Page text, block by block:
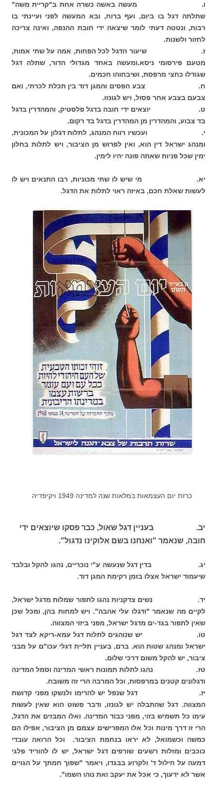
ו. מעשה באשה כשרה אחת ב"קריית משה"
שתלתה דגל בו ביום, ועף ברוח, ובא המעשה לפני ועיינתי בו
רבות, ונטטה דעתי לומר שיצאה ידי חובת ההנפה, ואינה צריכה
לחזור ולשנות.
ז. שיעור הדגל לכל הפחות, אמה על שתי אמות,
מטעם פירסומי ניסא.ומעשה באחד מגדולי הדור, שתלה דגל
שגודלו כחצי מרפסת, ושיבחוהו חכמים.
ח. צבע הפסים והמגן דוד בין תכלת לכרתי, ואם
צבעם בצבע אחר פסול, ויש לגונזו.
ט. יוצאים ידי חובה בדגל פלסטיק, והמהדרין בדגל
בד צבוע, והמהדרין מן המהדרין בדגל בד רקום.
י. ועכשיו רווח המנהג, לתלות דגלון על המכונית,
ומנהג ישראל דין הוא, ואין לפרוש מן הציבור, ויש לתלות בחלון
ימין שכל פניות שאתה פונה יהיו לימין.
יא. מי שיש לו שתי מכוניות, רבו התנאים ויש לו
לעשות שאלת חכם, באיזה ראוי לתלות את הדגל.
כרזת יום העצמאות במלאות שנה למדינה 1949 ויקיפדיה
יב. בעניין דגל שאול, כבר פסקו שיוצאים ידי
חובה, שנאמר "ואנחנו בשם אלוקינו נדגול".
יג. בדין דגל שנעשה ע"י נוכריים, נהגו להקל ובלבד
שיעמוד ישראל אצלו בזמן רקימת המגן דוד.
יד. נשים צדקניות נהגו לתפור שמלות מדגל ישראל,
לקיים מה שנאמר "ודגלו עלי אהבה". ויש למחות בהן, ומכל שכן
שאין לתפור בגד-ים מדגל ישראל, מפני ביזוי המצווה.
טו. יש שנוהגים לתלות דגל עמא-ריקא לצד דגל
ישראל ומנהג שטות הוא. ברם, בעניין תליית דגלי עכו"ם על מבני
ציבור, יש להקל משום דרכי שלום.
טז. נהגו לתלות תמונות ראשי המדינה וסמל המדינה
ודגלונים קטנים במרפסות, וכל המרבה הרי זה משובח.
יז. דגל שנפל יש להרימו ולנשקו מפני קדושת
המצווה. דגל שהתבלה יש לגונזו, ודבר פשוט הוא שאין לעשות
עימו כל תשמיש בזוי, מפני כבוד המדינה. ואלו המבזים את הדגל,
הרי זו דרך מינות וכל אלו המפרישים עצמם מן הציבור, אפילו הם
כמשה וכשמואל, לא יראו בנחמת הציבור. וכל הרואה עובדי
כוכבים ומזלות רשעים שורפים דגל ישראל, יש לו להוריד פלגי
דמעה על חילול ד' ולקרוע בבגדו, ויאמר "שפוך חמתך על הגויים
אשר לא ידעוך, כי אכל את יעקב ואת נוהו השמו".